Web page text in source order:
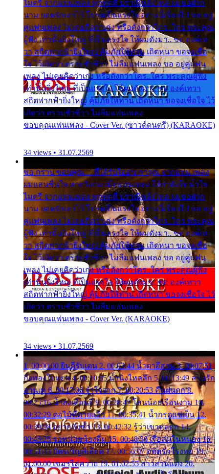
ไมตรี จากแฟนเพลง ทุกทุกที่ ปราณีหลั่งไหล ผมขอฝาก
นาม ยอดรักเอาไว้ โปรดเป็นแรงใจ อย่างนี้เรื่อยไป ขอ อยู่
คู่แฟนเพลง ไม่เคยคิดว่าเก่ง หรือดังกว่าใคร..ใคร พระคุณ
ผู้ฟัง เท่านั้นยิ่งใหญ่ ที่เป็นแรงใจ ให้ผมดังมา.. ขอ องค์เท
วา สถิตฟากฟ้ายิ่งใหญ่ คุ้มภัยให้ท่าน เถิดหนา ขอจงเชื่อ
ใจ ไว้เถิดว่า ตราบชั่วชีวา ไม่ลืมแฟนเพลง ขอ อยู่คู่แฟน
เพลง ไม่เคยคิดว่าเก่ง หรือดังกว่าใคร..ใคร พระคุณผู้ฟัง
เท่านั้นยิ่งใหญ่ ที่เป็นแรงใจ ให้ผมดังมา.. ขอ องค์เทวา
สถิตฟากฟ้ายิ่งใหญ่ คุ้มภัยให้ท่าน เถิดหนา ขอจงเชื่อใจ ไว้
เถิดว่า ตราบชั่วชีวา ไม่ลืมแฟนเพลง
ขอบคุณแฟนเพลง - Cover Ver. (ซาวด์ดนตรี) (KARAOKE)
34 views • 31.07.2569
ขอ กราบ ขอบคุณ.... ที่ได้รับไออุ่น การุณ จากแฟน เพลง
ผมแสนชื่นใจ หายวังเวง เมื่อแฟนเพลง ให้กำลังใจ น้ำใจ
ไมตรี จากแฟนเพลง ทุกทุกที่ ปราณีหลั่งไหล ผมขอฝาก
นาม ยอดรักเอาไว้ โปรดเป็นแรงใจ อย่างนี้เรื่อยไป ขอ อยู่
คู่แฟนเพลง ไม่เคยคิดว่าเก่ง หรือดังกว่าใคร..ใคร พระคุณ
ผู้ฟัง เท่านั้นยิ่งใหญ่ ที่เป็นแรงใจ ให้ผมดังมา.. ขอ องค์เท
วา สถิตฟากฟ้ายิ่งใหญ่ คุ้มภัยให้ท่าน เถิดหนา ขอจงเชื่อ
ใจ ไว้เถิดว่า ตราบชั่วชีวา ไม่ลืมแฟนเพลง ขอ อยู่คู่แฟน
เพลง ไม่เคยคิดว่าเก่ง หรือดังกว่าใคร..ใคร พระคุณผู้ฟัง
เท่านั้นยิ่งใหญ่ ที่เป็นแรงใจ ให้ผมดังมา.. ขอ องค์เทวา
สถิตฟากฟ้ายิ่งใหญ่ คุ้มภัยให้ท่าน เถิดหนา ขอจงเชื่อใจ ไว้
เถิดว่า ตราบชั่วชีวา ไม่ลืมแฟนเพลง
ขอบคุณแฟนเพลง - Cover Ver. (KARAOKE)
34 views • 31.07.2569
1. 00:00:00 ยินดีรับเดน 2. 00:03:44 น้ำตาอีสาน 3. 00:07:51
กิ่งทองใบหยก 4. 00:10:35 น้ำนิ่งไหลลึก 5. 00:13:49 ลานรัก
ลานเท 6. 00:17:06 จำใจจาก 7. 00:20:53 คืนฝนตก 8.
00:25:16 น้ำลงเดือนยี่ 9. 00:28:47 โสนน้อยเรือนงาม 10.
00:32:29 ตอไม้ที่ตายแล้ว 11. 00:35:41 น้ำกรดแช่เย็น 12.
00:39:08 อยากฟังซ้ำ 13. 00:42:32 รู้ว่าเขาหลอก 14.
00:45:25 รอหน่อยน้องติ๋ม 15. 00:48:56 เรือล่มในหนอง 16.
00:51:43 บัตรเชิญสีเลือด 17. 00:56:07 อดีตรักโรงทอ 18.
01:00:00 เขมรไล่ควาย 19. 01:02:55 สาวสวนแตง 20.